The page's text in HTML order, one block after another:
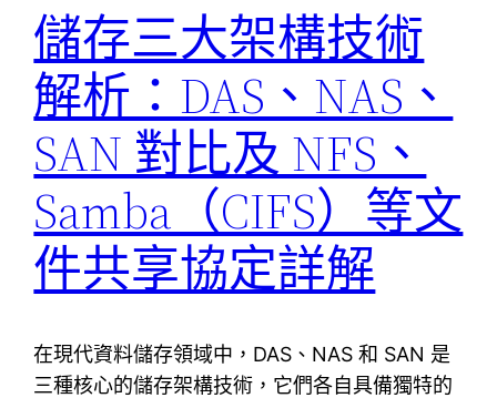
儲存三大架構技術
解析：DAS、NAS、
SAN 對比及 NFS、
Samba（CIFS）等文
件共享協定詳解
在現代資料儲存領域中，DAS、NAS 和 SAN 是
三種核心的儲存架構技術，它們各自具備獨特的